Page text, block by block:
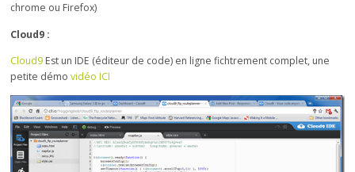
chrome ou Firefox)
Cloud9 :
Cloud9 Est un IDE (éditeur de code) en ligne fichtrement complet, une
petite démovidéo ICI